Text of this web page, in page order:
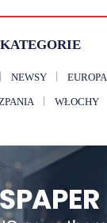
KATEGORIE
NEWSY EUROPA
WŁOCHY